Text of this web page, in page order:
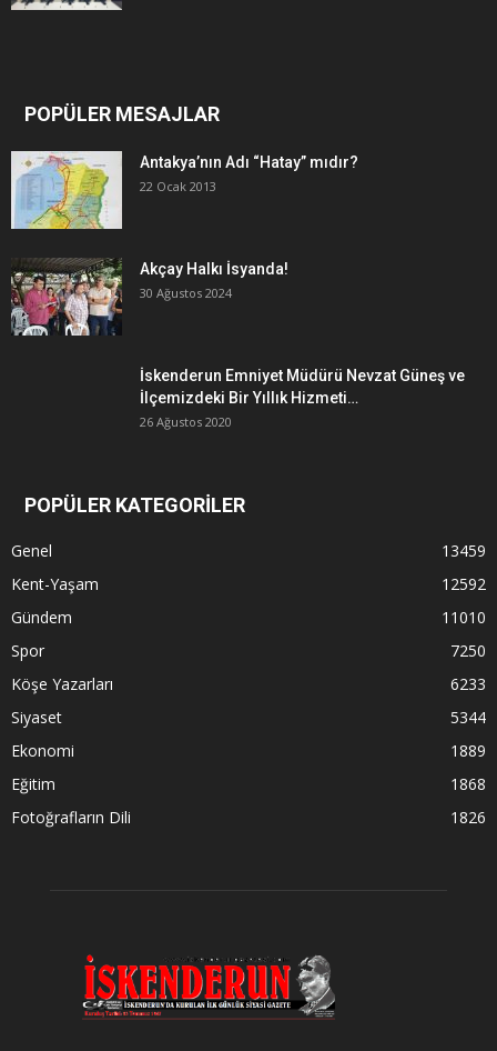
POPÜLER MESAJLAR
Antakya’nın Adı “Hatay” mıdır?
22 Ocak 2013
Akçay Halkı İsyanda!
30 Ağustos 2024
İskenderun Emniyet Müdürü Nevzat Güneş ve
İlçemizdeki Bir Yıllık Hizmeti…
26 Ağustos 2020
POPÜLER KATEGORİLER
Genel
13459
Kent-Yaşam
12592
Gündem
11010
Spor
7250
Köşe Yazarları
6233
Siyaset
5344
Ekonomi
1889
Eğitim
1868
Fotoğrafların Dili
1826